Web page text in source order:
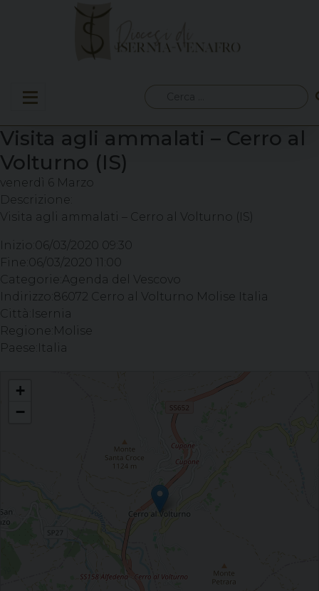
per:
Visita agli ammalati – Cerro al
Volturno (IS)
venerdì 6 Marzo
Descrizione:
Visita agli ammalati – Cerro al Volturno (IS)
Inizio: 06/03/2020 09:30
Fine: 06/03/2020 11:00
Categorie: Agenda del Vescovo
Indirizzo: 86072 Cerro al Volturno Molise Italia
Città: Isernia
Regione: Molise
Paese: Italia
+
−